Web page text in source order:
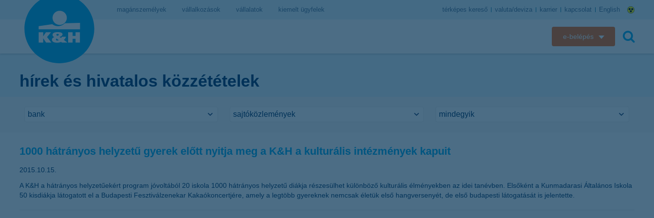
magánszemélyek vállalkozások vállalatok kiemelt ügyfelek térképes kereső valuta/deviza karrier kapcsolat English
e-belépés
hírek és hivatalos közzétételek
1000 hátrányos helyzetű gyerek előtt nyitja meg a K&H a kulturális intézmények kapuit
2015.10.15.
A K&H a hátrányos helyzetűekért program jóvoltából 20 iskola 1000 hátrányos helyzetű diákja részesülhet különböző kulturális élményekben az idei tanévben. Elsőként a Kunmadarasi Általános Iskola
50 kisdiákja látogatott el a Budapesti Fesztiválzenekar Kakaókoncertjére, amely a legtöbb gyereknek nemcsak életük első hangversenyét, de első budapesti látogatását is jelentette.